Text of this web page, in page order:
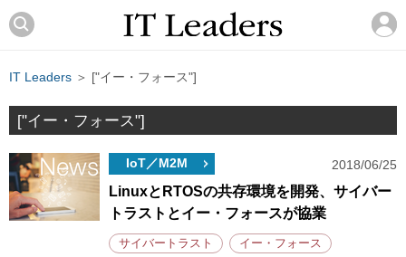
IT Leaders ＞ ["イー・フォース"]
["イー・フォース"]
IoT／M2M 2018/06/25
LinuxとRTOSの共存環境を開発、サイバー
トラストとイー・フォースが協業
サイバートラスト イー・フォース